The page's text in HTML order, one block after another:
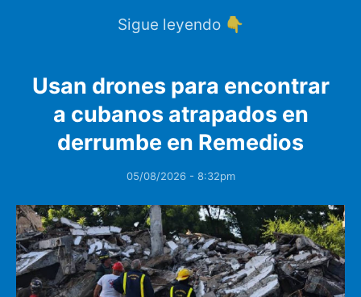
Sigue leyendo 👇